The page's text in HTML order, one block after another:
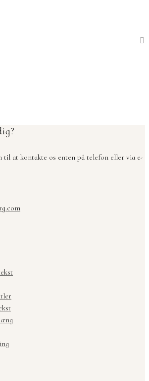
til at kontakte os enten på telefon eller via e-